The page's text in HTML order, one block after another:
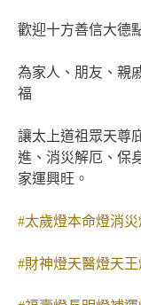
歡迎十方善信大德
為家人、朋友、親
福
讓太上道祖眾天尊
進、消災解厄、保
家運興旺。
#太歲燈本命燈消
#財神燈天醫燈天